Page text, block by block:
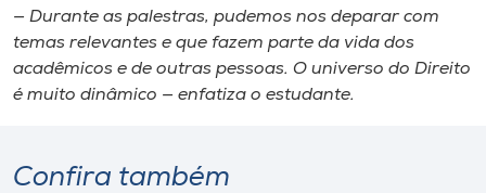
— Durante as palestras, pudemos nos deparar com
temas relevantes e que fazem parte da vida dos
acadêmicos e de outras pessoas. O universo do Direito
é muito dinâmico — enfatiza o estudante.
Confira também